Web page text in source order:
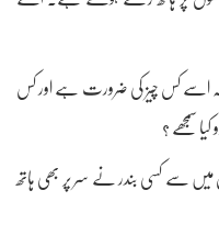
اسے کس چیز کی ضرورت ہے اور کس
سمجھے ؟
سے کسی بندر نے سر پر بھی ہاتھ